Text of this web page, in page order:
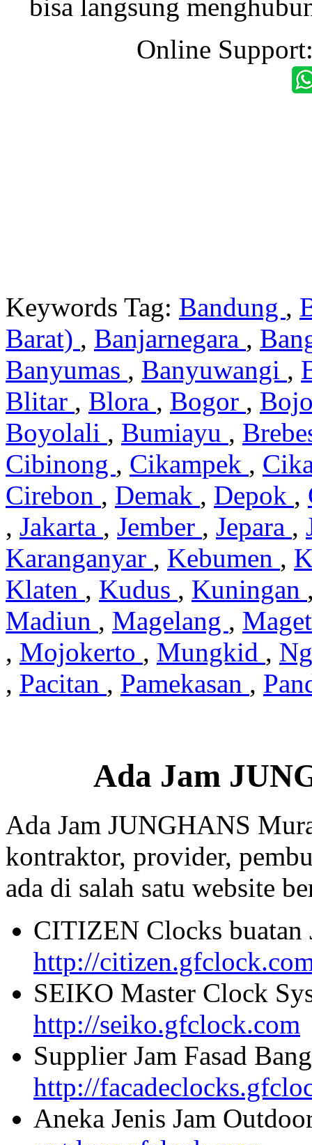
bisa langsung
Online
Keywords Tag: Bandung ,
Barat) , Banjarnegara ,
Banyumas , Banyuwangi ,
Blitar , Blora , Bogor ,
Boyolali , Bumiayu ,
Cibinong , Cikampek ,
Cirebon , Demak , Depok ,
, Jakarta , Jember , Jepara ,
Karanganyar , Kebumen ,
Klaten , Kudus , Kuningan
Madiun , Magelang ,
, Mojokerto , Mungkid ,
, Pacitan , Pamekasan ,
Ada Jam
Ada Jam JUNGHANS
kontraktor, provider,
ada di salah satu website
CITIZEN Clocks buatan
http://
SEIKO Master Clock
http://seiko.gfclock.com
Supplier Jam Fasad
http://
Aneka Jenis Jam